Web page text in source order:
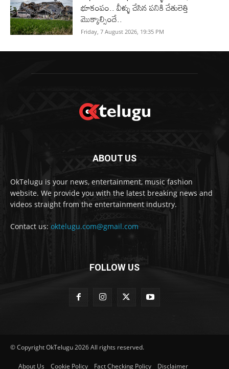
భూకంపం.. వీళ్ళు చేసిన పనికి చేతులెత్తి
మొక్కాల్సిందే..
Friday, 7 August 2026, 19:35 PM
ABOUT US
OkTelugu is your news, entertainment, music fashion
website. We provide you with the latest breaking news and
videos straight from the entertainment industry.
Contact us: oktelugu.com@gmail.com
FOLLOW US
© Copyright OkTelugu 2026 All rights reserved.
About Us Cookie Policy Fact Checking Policy Disclaimer